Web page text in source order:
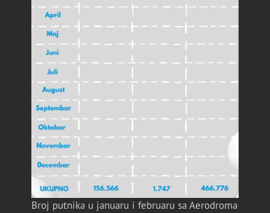
Broj putnika u januaru i februaru sa Aerodroma